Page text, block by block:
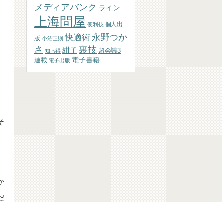
メディアバンク ライン
上海問屋 便利技 個人出
版 小沼正則 快適術 永野つか
さ 知っ得 紺子 裏技 超会議3
連載 電子出版 電子書籍